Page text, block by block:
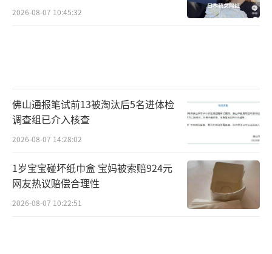
2026-08-07 10:45:32
佛山通报笔试前13被淘汰后5名进体检
调查组已介入核查
2026-08-07 14:28:02
1岁宝宝碰坏纸巾盒 宝妈被索赔924元
网友热议赔偿合理性
2026-08-07 10:22:51